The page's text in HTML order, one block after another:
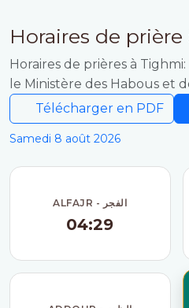
Horaires de
Horaires de prières à
le Ministère des Habous et
Télécharger en PDF
Samedi 8 août 2026
ALFAJR - الفجر
04:29